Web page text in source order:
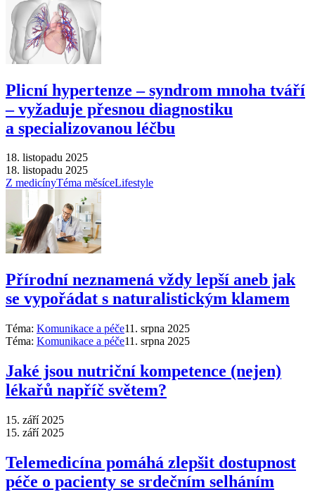
Plicní hypertenze –⁠ syndrom mnoha tváří
–⁠ vyžaduje přesnou diagnostiku
a specializovanou léčbu
18. listopadu 2025
18. listopadu 2025
Z medicínyTéma měsíceLifestyle
Přírodní neznamená vždy lepší aneb jak
se vypořádat s naturalistickým klamem
Téma: Komunikace a péče11. srpna 2025
Téma: Komunikace a péče11. srpna 2025
Jaké jsou nutriční kompetence (nejen)
lékařů napříč světem?
15. září 2025
15. září 2025
Telemedicína pomáhá zlepšit dostupnost
péče o pacienty se srdečním selháním